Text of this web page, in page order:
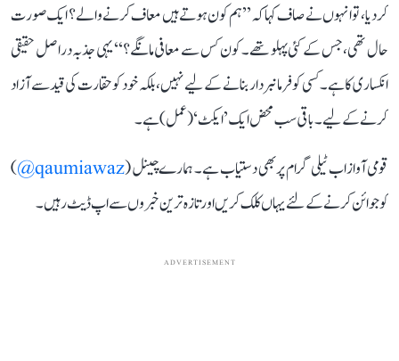
کر دیا، تو انہوں نے صاف کہا کہ ’’ہم کون ہوتے ہیں معاف کرنے والے؟ ایک صورت
حال تھی، جس کے کئی پہلو تھے۔ کون کس سے معافی مانگے؟‘‘ یہی جذبہ دراصل حقیقی
انکساری کا ہے۔ کسی کو فرمانبردار بنانے کے لیے نہیں، بلکہ خود کو حقارت کی قید سے آزاد
کرنے کے لیے۔ باقی سب محض ایک ’ایکٹ‘ (عمل) ہے۔
قومی آواز اب ٹیلی گرام پر بھی دستیاب ہے۔ ہمارے چینل (qaumiawaz@
)
کو جوائن کرنے کے لئے یہاں کلک کریں اور تازہ ترین خبروں سے اپ ڈیٹ رہیں۔
ADVERTISEMENT